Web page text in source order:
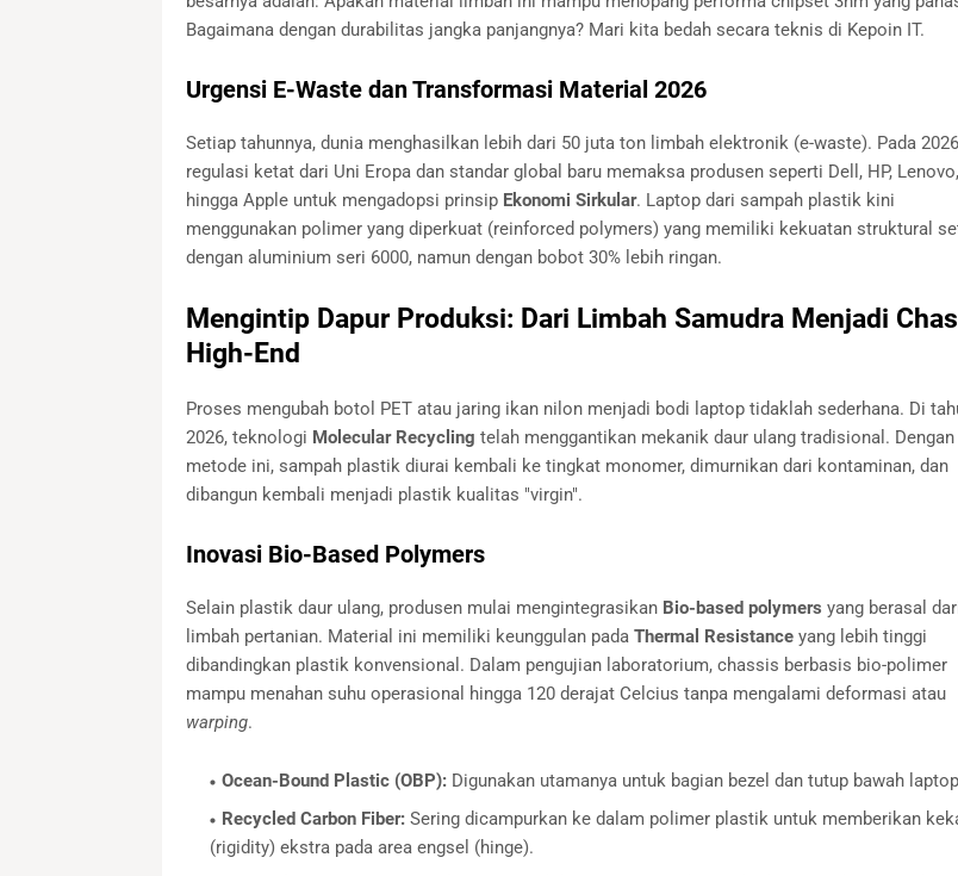
Bagaimana dengan durabilitas jangka panjangnya? Mari kita bedah secara teknis di Kepoin IT.
Urgensi E-Waste dan Transformasi Material 2026
Setiap tahunnya, dunia menghasilkan lebih dari 50 juta ton limbah elektronik (e-waste). Pada
regulasi ketat dari Uni Eropa dan standar global baru memaksa produsen seperti Dell, HP, Lenovo,
hingga Apple untuk mengadopsi prinsip Ekonomi Sirkular. Laptop dari sampah plastik kini
menggunakan polimer yang diperkuat (reinforced polymers) yang memiliki kekuatan struktural
dengan aluminium seri 6000, namun dengan bobot 30% lebih ringan.
Mengintip Dapur Produksi: Dari Limbah Samudra Menjadi
High-End
Proses mengubah botol PET atau jaring ikan nilon menjadi bodi laptop tidaklah sederhana. Di
2026, teknologi Molecular Recycling telah menggantikan mekanik daur ulang tradisional. Dengan
metode ini, sampah plastik diurai kembali ke tingkat monomer, dimurnikan dari kontaminan, dan
dibangun kembali menjadi plastik kualitas "virgin".
Inovasi Bio-Based Polymers
Selain plastik daur ulang, produsen mulai mengintegrasikan Bio-based polymers yang berasal
limbah pertanian. Material ini memiliki keunggulan pada Thermal Resistanceyang lebih tinggi
dibandingkan plastik konvensional. Dalam pengujian laboratorium, chassis berbasis bio-polimer
mampu menahan suhu operasional hingga 120 derajat Celcius tanpa mengalami deformasi atau
warping.
Ocean-Bound Plastic (OBP):Digunakan utamanya untuk bagian bezel dan tutup bawah
Recycled Carbon Fiber:Sering dicampurkan ke dalam polimer plastik untuk memberikan
(rigidity) ekstra pada area engsel (hinge).